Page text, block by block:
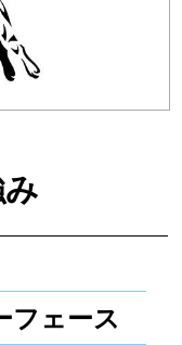
フェース